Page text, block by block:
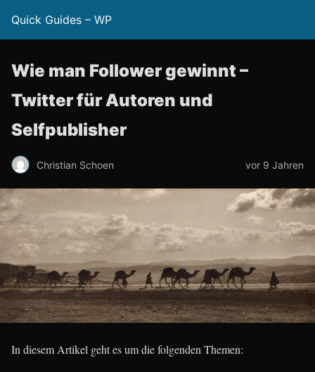
Quick Guides – WP
Wie man Follower gewinnt –
Twitter für Autoren und
Selfpublisher
Christian Schoen vor 9 Jahren
In diesem Artikel geht es um die folgenden Themen: